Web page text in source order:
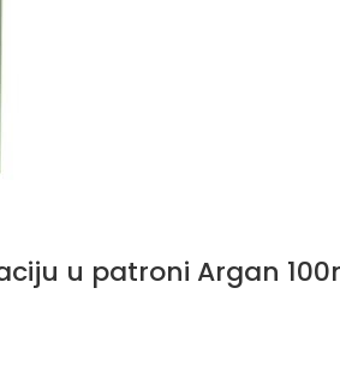
u patroni Argan